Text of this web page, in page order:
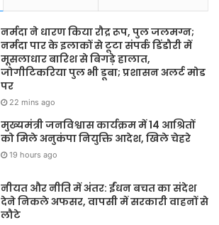
नर्मदा ने धारण किया रौद्र रूप, पुल जलमग्न;
नर्मदा पार के इलाकों से टूटा संपर्क डिंडौरी में
मूसलाधार बारिश से बिगड़े हालात,
जोगीटिकरिया पुल भी डूबा; प्रशासन अलर्ट मोड
पर
22 mins ago
मुख्यमंत्री जनविश्वास कार्यक्रम में 14 आश्रितों
को मिले अनुकंपा नियुक्ति आदेश, खिले चेहरे
19 hours ago
नीयत और नीति में अंतर: ईंधन बचत का संदेश
देने निकले अफसर, वापसी में सरकारी वाहनों से
लौटे